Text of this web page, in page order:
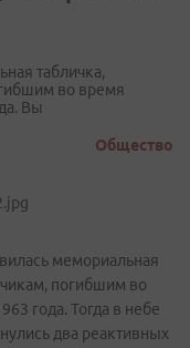
табличка,
во время
Вы
Общество
мемориальная
погибшим во
года. Тогда в небе
два реактивных